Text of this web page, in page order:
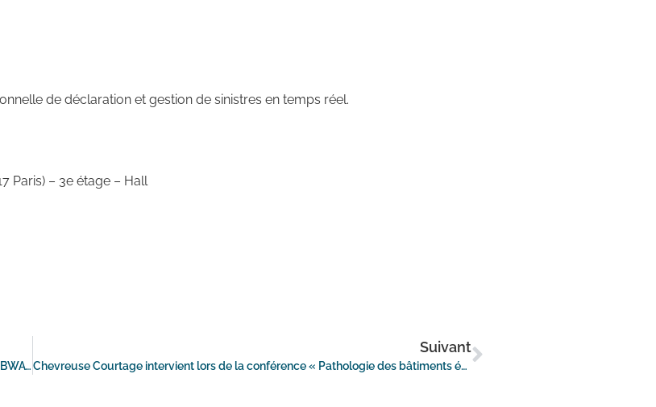
de déclaration et gestion de sinistres en temps réel.
Paris) – 3e étage – Hall
# Pause gourmande CHEVREUSE COURTAGE à la convention nationale de SUBWAY® France
Suivant
Chevreuse Courtage intervient lors de la conférence « Pathologie des bâtiments économes en énergie » organisée par Le Moniteur